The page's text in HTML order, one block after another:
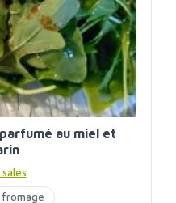
au miel et
fromage